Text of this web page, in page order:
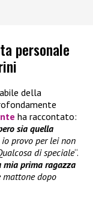
personale
della
ha raccontato:
sia quella
provo per lei non
di speciale“.
mia prima ragazza
mattone dopo